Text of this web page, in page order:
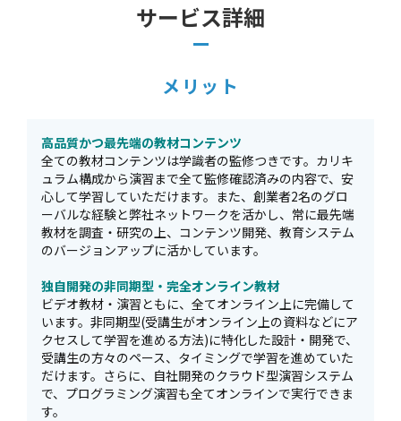
サービス詳細
メリット
高品質かつ最先端の教材コンテンツ
全ての教材コンテンツは学識者の監修つきです。カリキ
ュラム構成から演習まで全て監修確認済みの内容で、安
心して学習していただけます。また、創業者2名のグロ
ーバルな経験と弊社ネットワークを活かし、常に最先端
教材を調査・研究の上、コンテンツ開発、教育システム
のバージョンアップに活かしています。
独自開発の非同期型・完全オンライン教材
ビデオ教材・演習ともに、全てオンライン上に完備して
います。非同期型(受講生がオンライン上の資料などにア
クセスして学習を進める方法)に特化した設計・開発で、
受講生の方々のペース、タイミングで学習を進めていた
だけます。さらに、自社開発のクラウド型演習システム
で、プログラミング演習も全てオンラインで実行できま
す。